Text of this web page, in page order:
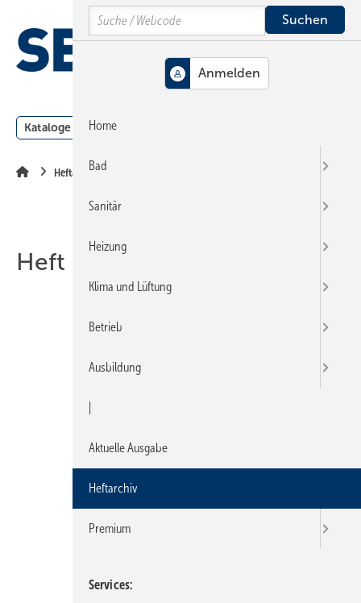
Hauptinhalt
Hauptmenü
SiteSearch
Kataloge Meldungen
Heftarchiv
Heft 10-2013
Search
Home
Bad
Sanitär
Heizung
Klima und Lüftung
Betrieb
Ausbildung
Aktuelle Ausgabe
Heftarchiv
Premium
Services